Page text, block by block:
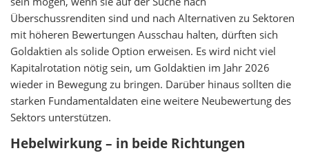
Überschussrenditen sind und nach Alternativen zu Sektoren
mit höheren Bewertungen Ausschau halten, dürften sich
Goldaktien als solide Option erweisen. Es wird nicht viel
Kapitalrotation nötig sein, um Goldaktien im Jahr 2026
wieder in Bewegung zu bringen. Darüber hinaus sollten die
starken Fundamentaldaten eine weitere Neubewertung des
Sektors unterstützen.
Hebelwirkung – in beide Richtungen